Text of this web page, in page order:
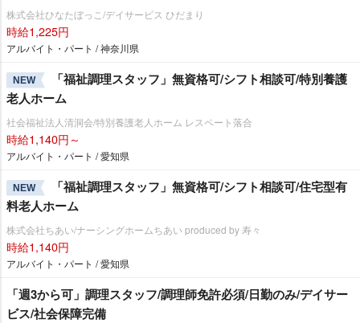
株式会社ひなたぼっこ/デイサービス ひだまり
時給1,225円
アルバイト・パート / 神奈川県
NEW
「福祉調理スタッフ」無資格可/シフト相談可/特別養護
老人ホーム
社会福祉法人清洞会/特別養護老人ホーム レスペート落合
時給1,140円～
アルバイト・パート / 愛知県
NEW
「福祉調理スタッフ」無資格可/シフト相談可/住宅型有
料老人ホーム
株式会社ちあい/ナーシングホームちあい produced by 寿々
時給1,140円
アルバイト・パート / 愛知県
「週3から可」調理スタッフ/調理師免許必須/日勤のみ/デイサー
ビス/社会保障完備